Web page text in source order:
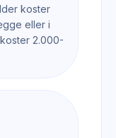
koster
eller i
2.000-